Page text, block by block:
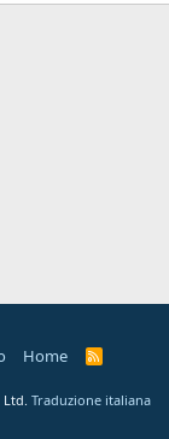
Home
R
Ltd. Traduzione italiana